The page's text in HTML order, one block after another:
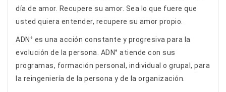
día de amor. Recupere su amor. Sea lo que fuere que
usted quiera entender, recupere su amor propio.
ADN° es una acción constante y progresiva para la
evolución de la persona. ADN° atiende con sus
programas, formación personal, individual o grupal, para
la reingeniería de la persona y de la organización.